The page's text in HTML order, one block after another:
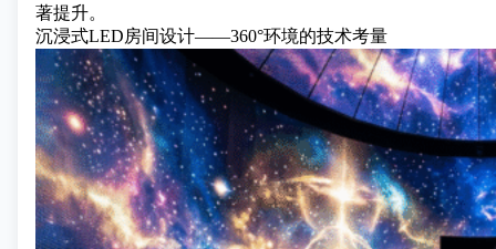
著提升。
沉浸式LED房间设计——360°环境的技术考量